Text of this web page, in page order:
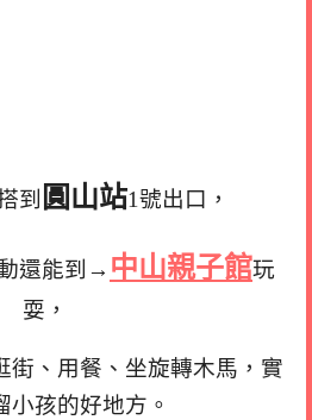
到 圓山站1號出口，
還能到→ 中山親子館玩
耍，
街、用餐、坐旋轉木馬，實
小孩的好地方。